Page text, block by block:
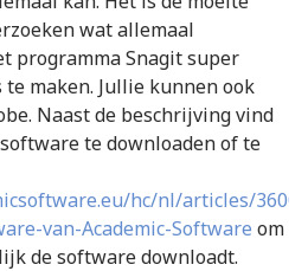
wat allemaal
programma Snagit super
maken. Jullie kunnen ook
Naast de beschrijving vind
te downloaden of te
hc/nl/articles/
van-Academic-Software om
de software downloadt.